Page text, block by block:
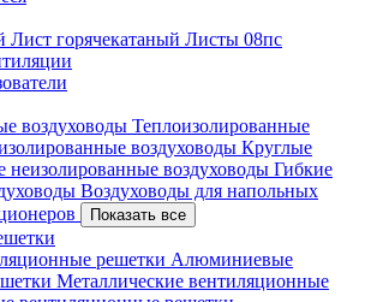
Лист горячекатаный Листы 08пс
воздуховоды Теплоизолированные
воздуховоды Круглые
неизолированные воздуховоды Гибкие
Воздуховоды для напольных
Показать все
решетки Алюминиевые
Металлические вентиляционные